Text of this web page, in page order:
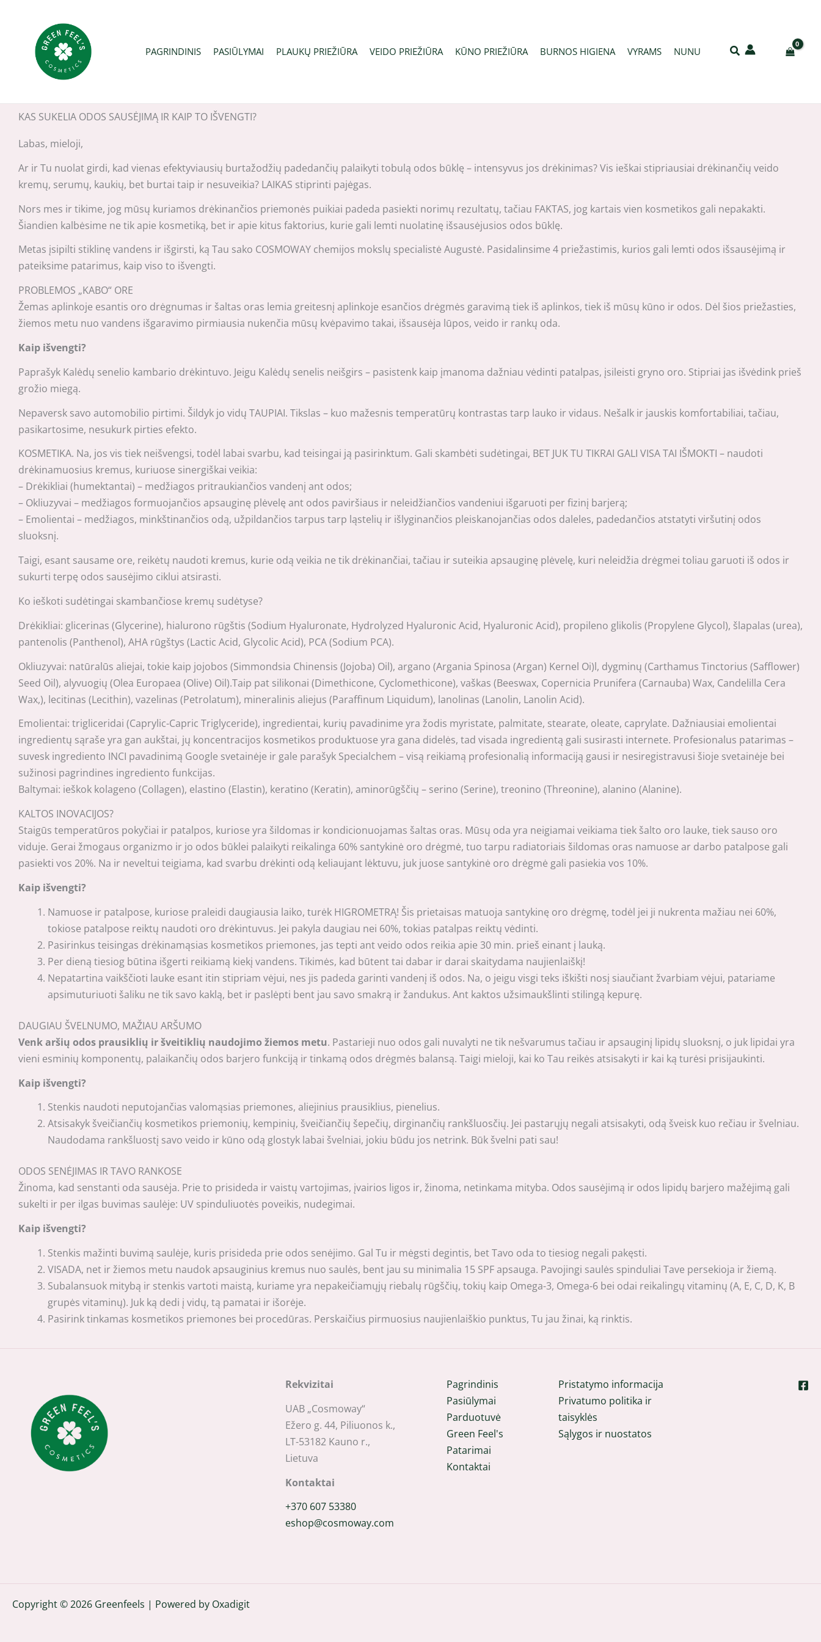
PAGRINDINIS PASIŪLYMAI PLAUKŲ PRIEŽIŪRA VEIDO PRIEŽIŪRA KŪNO PRIEŽIŪRA BURNOS HIGIENA VYRAMS NUNU
KAS SUKELIA ODOS SAUSĖJIMĄ IR KAIP TO IŠVENGTI?
Labas, mieloji,
Ar ir Tu nuolat girdi, kad vienas efektyviausių burtažodžių padedančių palaikyti tobulą odos būklę – intensyvus jos drėkinimas? Vis ieškai stipriausiai drėkinančių veido
kremų, serumų, kaukių, bet burtai taip ir nesuveikia? LAIKAS stiprinti pajėgas.
Nors mes ir tikime, jog mūsų kuriamos drėkinančios priemonės puikiai padeda pasiekti norimų rezultatų, tačiau FAKTAS, jog kartais vien kosmetikos gali nepakakti.
Šiandien kalbėsime ne tik apie kosmetiką, bet ir apie kitus faktorius, kurie gali lemti nuolatinę išsausėjusios odos būklę.
Metas įsipilti stiklinę vandens ir išgirsti, ką Tau sako COSMOWAY chemijos mokslų specialistė Augustė. Pasidalinsime 4 priežastimis, kurios gali lemti odos išsausėjimą ir
pateiksime patarimus, kaip viso to išvengti.
PROBLEMOS „KABO“ ORE
Žemas aplinkoje esantis oro drėgnumas ir šaltas oras lemia greitesnį aplinkoje esančios drėgmės garavimą tiek iš aplinkos, tiek iš mūsų kūno ir odos. Dėl šios priežasties,
žiemos metu nuo vandens išgaravimo pirmiausia nukenčia mūsų kvėpavimo takai, išsausėja lūpos, veido ir rankų oda.
Kaip išvengti?
Paprašyk Kalėdų senelio kambario drėkintuvo. Jeigu Kalėdų senelis neišgirs – pasistenk kaip įmanoma dažniau vėdinti patalpas, įsileisti gryno oro. Stipriai jas išvėdink prieš
grožio miegą.
Nepaversk savo automobilio pirtimi. Šildyk jo vidų TAUPIAI. Tikslas – kuo mažesnis temperatūrų kontrastas tarp lauko ir vidaus. Nešalk ir jauskis komfortabiliai, tačiau,
pasikartosime, nesukurk pirties efekto.
KOSMETIKA. Na, jos vis tiek neišvengsi, todėl labai svarbu, kad teisingai ją pasirinktum. Gali skambėti sudėtingai, BET JUK TU TIKRAI GALI VISA TAI IŠMOKTI – naudoti
drėkinamuosius kremus, kuriuose sinergiškai veikia:
– Drėkikliai (humektantai) – medžiagos pritraukiančios vandenį ant odos;
– Okliuzyvai – medžiagos formuojančios apsauginę plėvelę ant odos paviršiaus ir neleidžiančios vandeniui išgaruoti per fizinį barjerą;
– Emolientai – medžiagos, minkštinančios odą, užpildančios tarpus tarp ląstelių ir išlyginančios pleiskanojančias odos daleles, padedančios atstatyti viršutinį odos
sluoksnį.
Taigi, esant sausame ore, reikėtų naudoti kremus, kurie odą veikia ne tik drėkinančiai, tačiau ir suteikia apsauginę plėvelę, kuri neleidžia drėgmei toliau garuoti iš odos ir
sukurti terpę odos sausėjimo ciklui atsirasti.
Ko ieškoti sudėtingai skambančiose kremų sudėtyse?
Drėkikliai: glicerinas (Glycerine), hialurono rūgštis (Sodium Hyaluronate, Hydrolyzed Hyaluronic Acid, Hyaluronic Acid), propileno glikolis (Propylene Glycol), šlapalas (urea),
pantenolis (Panthenol), AHA rūgštys (Lactic Acid, Glycolic Acid), PCA (Sodium PCA).
Okliuzyvai: natūralūs aliejai, tokie kaip jojobos (Simmondsia Chinensis (Jojoba) Oil), argano (Argania Spinosa (Argan) Kernel Oi)l, dygminų (Carthamus Tinctorius (Safflower)
Seed Oil), alyvuogių (Olea Europaea (Olive) Oil).Taip pat silikonai (Dimethicone, Cyclomethicone), vaškas (Beeswax, Copernicia Prunifera (Carnauba) Wax, Candelilla Cera
Wax,), lecitinas (Lecithin), vazelinas (Petrolatum), mineralinis aliejus (Paraffinum Liquidum), lanolinas (Lanolin, Lanolin Acid).
Emolientai: trigliceridai (Caprylic-Capric Triglyceride), ingredientai, kurių pavadinime yra žodis myristate, palmitate, stearate, oleate, caprylate. Dažniausiai emolientai
ingredientų sąraše yra gan aukštai, jų koncentracijos kosmetikos produktuose yra gana didelės, tad visada ingredientą gali susirasti internete. Profesionalus patarimas –
suvesk ingrediento INCI pavadinimą Google svetainėje ir gale parašyk Specialchem – visą reikiamą profesionalią informaciją gausi ir nesiregistravusi šioje svetainėje bei
sužinosi pagrindines ingrediento funkcijas.
Baltymai: ieškok kolageno (Collagen), elastino (Elastin), keratino (Keratin), aminorūgščių – serino (Serine), treonino (Threonine), alanino (Alanine).
KALTOS INOVACIJOS?
Staigūs temperatūros pokyčiai ir patalpos, kuriose yra šildomas ir kondicionuojamas šaltas oras. Mūsų oda yra neigiamai veikiama tiek šalto oro lauke, tiek sauso oro
viduje. Gerai žmogaus organizmo ir jo odos būklei palaikyti reikalinga 60% santykinė oro drėgmė, tuo tarpu radiatoriais šildomas oras namuose ar darbo patalpose gali
pasiekti vos 20%. Na ir neveltui teigiama, kad svarbu drėkinti odą keliaujant lėktuvu, juk juose santykinė oro drėgmė gali pasiekia vos 10%.
Kaip išvengti?
Namuose ir patalpose, kuriose praleidi daugiausia laiko, turėk HIGROMETRĄ! Šis prietaisas matuoja santykinę oro drėgmę, todėl jei ji nukrenta mažiau nei 60%,
tokiose patalpose reiktų naudoti oro drėkintuvus. Jei pakyla daugiau nei 60%, tokias patalpas reiktų vėdinti.
Pasirinkus teisingas drėkinamąsias kosmetikos priemones, jas tepti ant veido odos reikia apie 30 min. prieš einant į lauką.
Per dieną tiesiog būtina išgerti reikiamą kiekį vandens. Tikimės, kad būtent tai dabar ir darai skaitydama naujienlaiškį!
Nepatartina vaikščioti lauke esant itin stipriam vėjui, nes jis padeda garinti vandenį iš odos. Na, o jeigu visgi teks iškišti nosį siaučiant žvarbiam vėjui, patariame
apsimuturiuoti šaliku ne tik savo kaklą, bet ir paslėpti bent jau savo smakrą ir žandukus. Ant kaktos užsimaukšlinti stilingą kepurę.
DAUGIAU ŠVELNUMO, MAŽIAU ARŠUMO
Venk aršių odos prausiklių ir šveitiklių naudojimo žiemos metu. Pastarieji nuo odos gali nuvalyti ne tik nešvarumus tačiau ir apsauginį lipidų sluoksnį, o juk lipidai yra
vieni esminių komponentų, palaikančių odos barjero funkciją ir tinkamą odos drėgmės balansą. Taigi mieloji, kai ko Tau reikės atsisakyti ir kai ką turėsi prisijaukinti.
Kaip išvengti?
Stenkis naudoti neputojančias valomąsias priemones, aliejinius prausiklius, pienelius.
Atsisakyk šveičiančių kosmetikos priemonių, kempinių, šveičiančių šepečių, dirginančių rankšluosčių. Jei pastarųjų negali atsisakyti, odą šveisk kuo rečiau ir švelniau.
Naudodama rankšluostį savo veido ir kūno odą glostyk labai švelniai, jokiu būdu jos netrink. Būk švelni pati sau!
ODOS SENĖJIMAS IR TAVO RANKOSE
Žinoma, kad senstanti oda sausėja. Prie to prisideda ir vaistų vartojimas, įvairios ligos ir, žinoma, netinkama mityba. Odos sausėjimą ir odos lipidų barjero mažėjimą gali
sukelti ir per ilgas buvimas saulėje: UV spinduliuotės poveikis, nudegimai.
Kaip išvengti?
Stenkis mažinti buvimą saulėje, kuris prisideda prie odos senėjimo. Gal Tu ir mėgsti degintis, bet Tavo oda to tiesiog negali pakęsti.
VISADA, net ir žiemos metu naudok apsauginius kremus nuo saulės, bent jau su minimalia 15 SPF apsauga. Pavojingi saulės spinduliai Tave persekioja ir žiemą.
Subalansuok mitybą ir stenkis vartoti maistą, kuriame yra nepakeičiamųjų riebalų rūgščių, tokių kaip Omega-3, Omega-6 bei odai reikalingų vitaminų (A, E, C, D, K, B
grupės vitaminų). Juk ką dedi į vidų, tą pamatai ir išorėje.
Pasirink tinkamas kosmetikos priemones bei procedūras. Perskaičius pirmuosius naujienlaiškio punktus, Tu jau žinai, ką rinktis.
Rekvizitai
UAB „Cosmoway“
Ežero g. 44, Piliuonos k.,
LT-53182 Kauno r.,
Lietuva
Kontaktai
+370 607 53380
eshop@cosmoway.com
Pagrindinis
Pasiūlymai
Parduotuvė
Green Feel's
Patarimai
Kontaktai
Pristatymo informacija
Privatumo politika ir
taisyklės
Sąlygos ir nuostatos
Copyright © 2026 Greenfeels | Powered by Oxadigit